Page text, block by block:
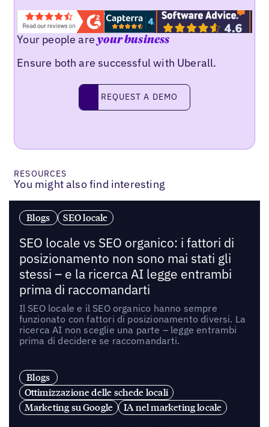
Your people areyour business
Ensure both are successful with Uberall.
Request a demo
REQUEST A DEMO
RESOURCES
You might also find interesting
Blogs SEO locale
SEO locale vs SEO organico: i fattori di
posizionamento non sono mai stati gli
stessi – e la ricerca AI legge entrambi
prima di raccomandarti
Il SEO locale e il SEO organico hanno sempre
funzionato con fattori di posizionamento diversi. La
ricerca AI non sceglie una parte – legge entrambi
prima di decidere se raccomandarti.
Blogs
Ottimizzazione delle schede locali
Marketing su Google
IA nel marketing locale